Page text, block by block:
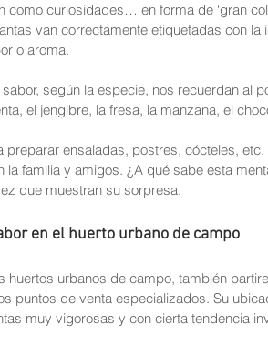
como curiosidades… en forma de ‘gran
van correctamente etiquetadas con
o aroma.
según la especie, nos recuerdan al
el jengibre, la fresa, la manzana, el
preparar ensaladas, postres, cócteles,
la familia y amigos. ¿A qué sabe esta
que muestran su sorpresa.
en el huerto urbano de campo
huertos urbanos de campo, también
puntos de venta especializados. Su
muy vigorosas y con cierta tendencia